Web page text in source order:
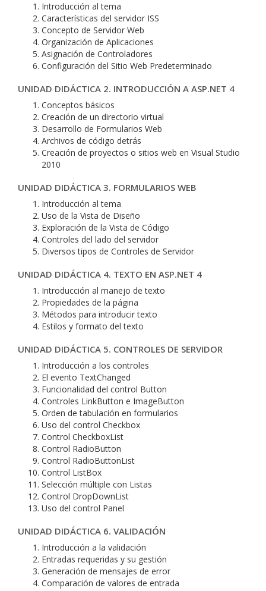
Introducción al tema
Características del servidor ISS
Concepto de Servidor Web
Organización de Aplicaciones
Asignación de Controladores
Configuración del Sitio Web Predeterminado
UNIDAD DIDÁCTICA 2. INTRODUCCIÓN A ASP.NET 4
Conceptos básicos
Creación de un directorio virtual
Desarrollo de Formularios Web
Archivos de código detrás
Creación de proyectos o sitios web en Visual Studio
2010
UNIDAD DIDÁCTICA 3. FORMULARIOS WEB
Introducción al tema
Uso de la Vista de Diseño
Exploración de la Vista de Código
Controles del lado del servidor
Diversos tipos de Controles de Servidor
UNIDAD DIDÁCTICA 4. TEXTO EN ASP.NET 4
Introducción al manejo de texto
Propiedades de la página
Métodos para introducir texto
Estilos y formato del texto
UNIDAD DIDÁCTICA 5. CONTROLES DE SERVIDOR
Introducción a los controles
El evento TextChanged
Funcionalidad del control Button
Controles LinkButton e ImageButton
Orden de tabulación en formularios
Uso del control Checkbox
Control CheckboxList
Control RadioButton
Control RadioButtonList
Control ListBox
Selección múltiple con Listas
Control DropDownList
Uso del control Panel
UNIDAD DIDÁCTICA 6. VALIDACIÓN
Introducción a la validación
Entradas requeridas y su gestión
Generación de mensajes de error
Comparación de valores de entrada